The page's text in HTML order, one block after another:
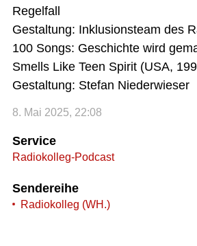
Regelfall
Gestaltung: Inklusionsteam des
100 Songs: Geschichte wird
Smells Like Teen Spirit (USA,
Gestaltung: Stefan Niederwieser
8. Mai 2025, 22:08
Service
Radiokolleg-Podcast
Sendereihe
Radiokolleg (WH.)